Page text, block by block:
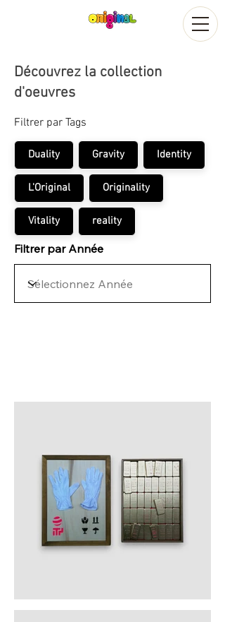
Découvrez la collection
d'oeuvres
Filtrer par Tags
Duality Gravity Identity
L'Original Originality
Vitality reality
Filtrer par Année